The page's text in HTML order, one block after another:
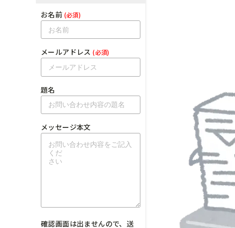
お名前 (必須)
メールアドレス (必須)
題名
メッセージ本文
確認画面は出ませんので、送